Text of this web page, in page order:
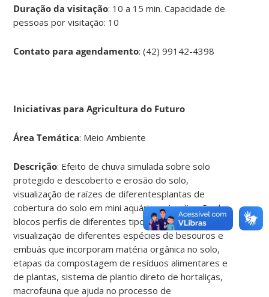
Duração da visitação: 10 a 15 min. Capacidade de
pessoas por visitação: 10
Contato para agendamento: (42) 99142-4398
Iniciativas para Agricultura do Futuro
Área Temática: Meio Ambiente
Descrição: Efeito de chuva simulada sobre solo
protegido e descoberto e erosão do solo,
visualização de raízes de diferentesplantas de
cobertura do solo em mini aquários, visualização de
blocos perfis de diferentes tipos de solo,
visualização de diferentes espécies de besouros e
embuás que incorporam matéria orgânica no solo,
etapas da compostagem de resíduos alimentares e
de plantas, sistema de plantio direto de hortaliças,
macrofauna que ajuda no processo de